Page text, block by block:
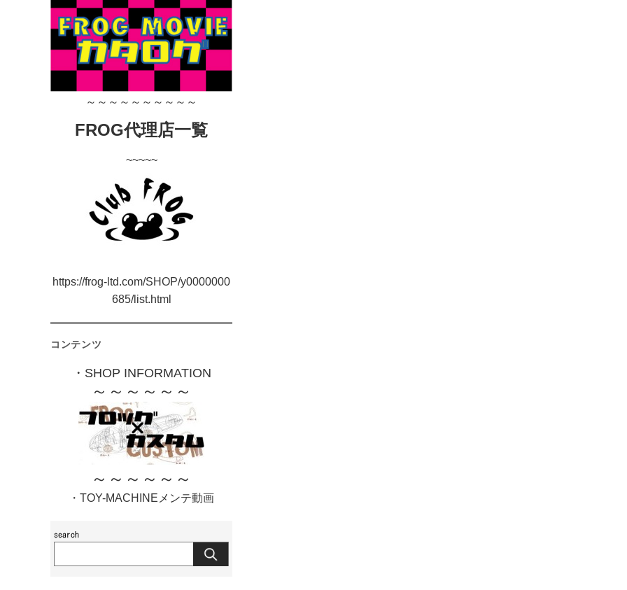
～～～～～～～～～～
FROG代理店一覧
~~~~~
https://frog-ltd.com/SHOP/y0000000
685/list.html
コンテンツ
・SHOP INFORMATION
～～～～～～
～～～～～～
・TOY-MACHINEメンテ動画